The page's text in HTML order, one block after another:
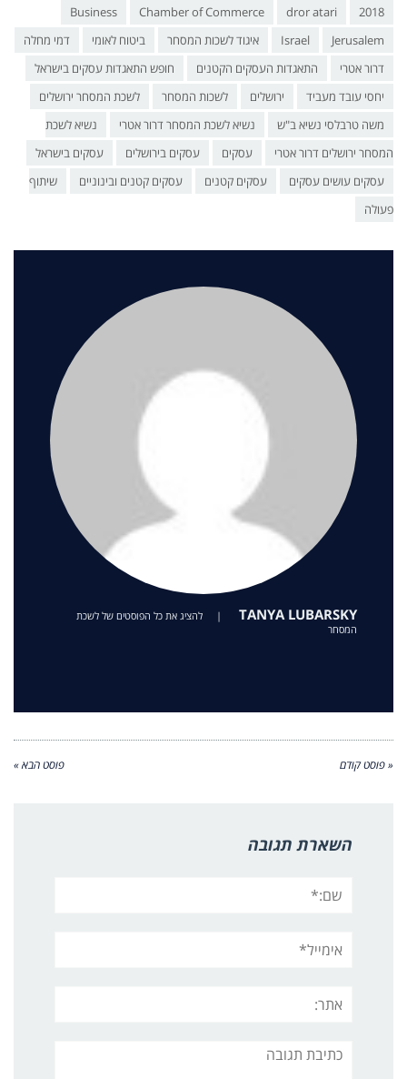
2018
Business Chamber of Commerce
dror atari
Israel
Jerusalem איגוד לשכות המסחר ביטוח לאומי
דמי מחלה
דרור אטרי
התאגדות העסקים הקטנים
חופש התאגדות עסקים בישראל
יחסי עובד מעביד
ירושלים לשכות המסחר
לשכת המסחר ירושלים
משה טרבלסי נשיא ב"ש
נשיא לשכת המסחר דרור אטרי
נשיא לשכת
המסחר ירושלים דרור אטרי
עסקים עסקים בירושלים
עסקים בישראל
עסקים עושים עסקים
עסקים קטנים עסקים קטנים ובינוניים
שיתוף
פעולה
TANYA LUBARSKY
|
להציג את כל הפוסטים של לשכת
המסחר
« פוסט קודם פוסט הבא »
השארת תגובה
תגובה